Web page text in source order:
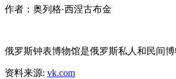
作者：奥列格·西涅古布金
俄罗斯钟表博物馆是俄罗斯私人和民间博
资料来源: vk.com